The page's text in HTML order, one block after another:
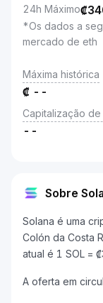
24h Máximo₡
*Os dados a
mercado de eth
Máxima histórica
₡ --
Capitalização
--
Sobre
Solana é uma
Colón da Costa
atual é 1 SOL =
A oferta em